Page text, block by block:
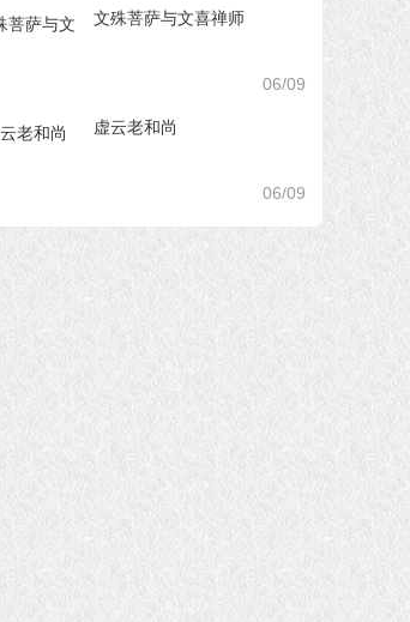
之稀有 南无释迦牟尼佛
文殊菩萨与文喜禅师
06/09
虚云老和尚
06/09